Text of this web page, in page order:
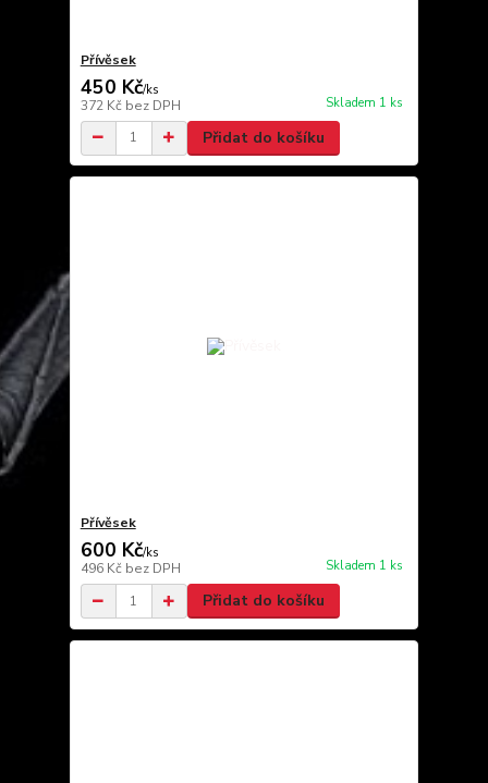
Přívěsek
450 Kč/ks
372 Kč bez DPH Skladem 1 ks
Přidat do košíku
Přívěsek
600 Kč/ks
496 Kč bez DPH Skladem 1 ks
Přidat do košíku